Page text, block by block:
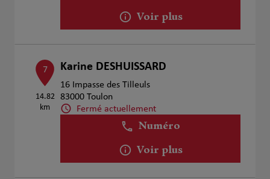
Voir plus
7
14.82
km
Karine DESHUISSARD
16 Impasse des Tilleuls
83000 Toulon
Fermé actuellement
Numéro
Voir plus